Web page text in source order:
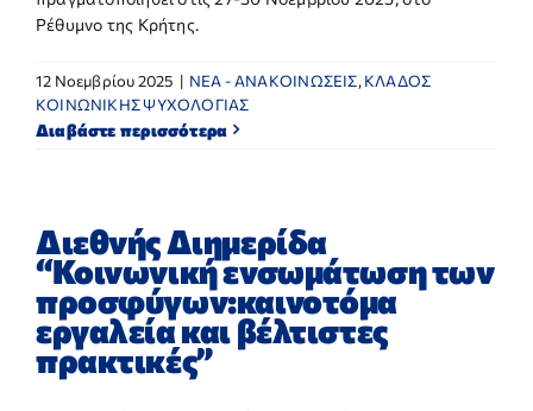
Ρέθυμνο της Κρήτης.
12 Νοεμβρίου 2025 | NEA - ΑΝΑΚΟΙΝΩΣΕΙΣ, ΚΛΑΔΟΣ
ΚΟΙΝΩΝΙΚΗΣ ΨΥΧΟΛΟΓΙΑΣ
Διαβάστε περισσότερα
Διεθνής Διημερίδα
“Κοινωνική ενσωμάτωση των
προσφύγων:καινοτόμα
εργαλεία και βέλτιστες
πρακτικές”